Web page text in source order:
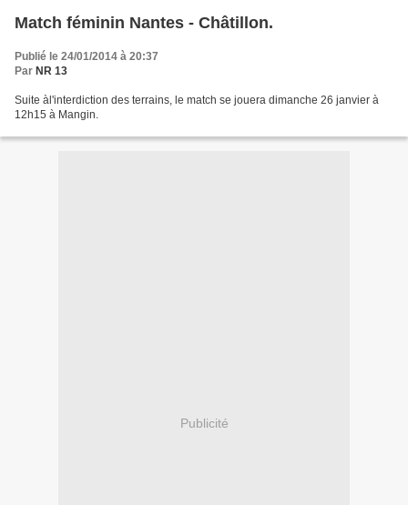
Match féminin Nantes - Châtillon.
Publié le 24/01/2014 à 20:37
Par NR 13
Suite àl'interdiction des terrains, le match se jouera dimanche 26 janvier à
12h15 à Mangin.
Publicité